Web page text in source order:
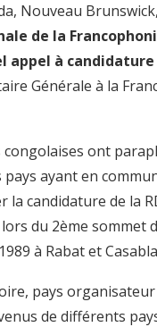
Nouveau
de la
appel à candidature
Générale à la
ont
ayant en
candidature de la
du 2ème sommet
à Rabat et
pays
de différents